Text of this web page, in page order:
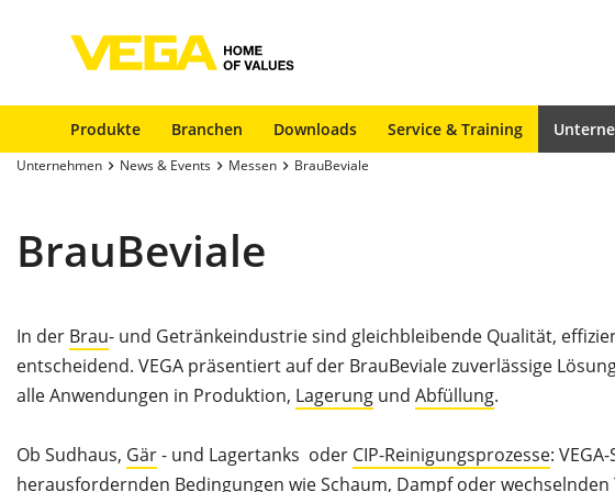
Produkte Branchen Downloads Service & Training
Unternehmen News & Events Messen BrauBeviale
BrauBeviale
In der Brau- und Getränkeindustrie sind gleichbleibende Qualität,
entscheidend. VEGA präsentiert auf der BrauBeviale zuverlässige
alle Anwendungen in Produktion, Lagerung und Abfüllung.
Ob Sudhaus, Gär- und Lagertanks oder CIP-Reinigungsprozesse:
herausfordernden Bedingungen wie Schaum, Dampf oder